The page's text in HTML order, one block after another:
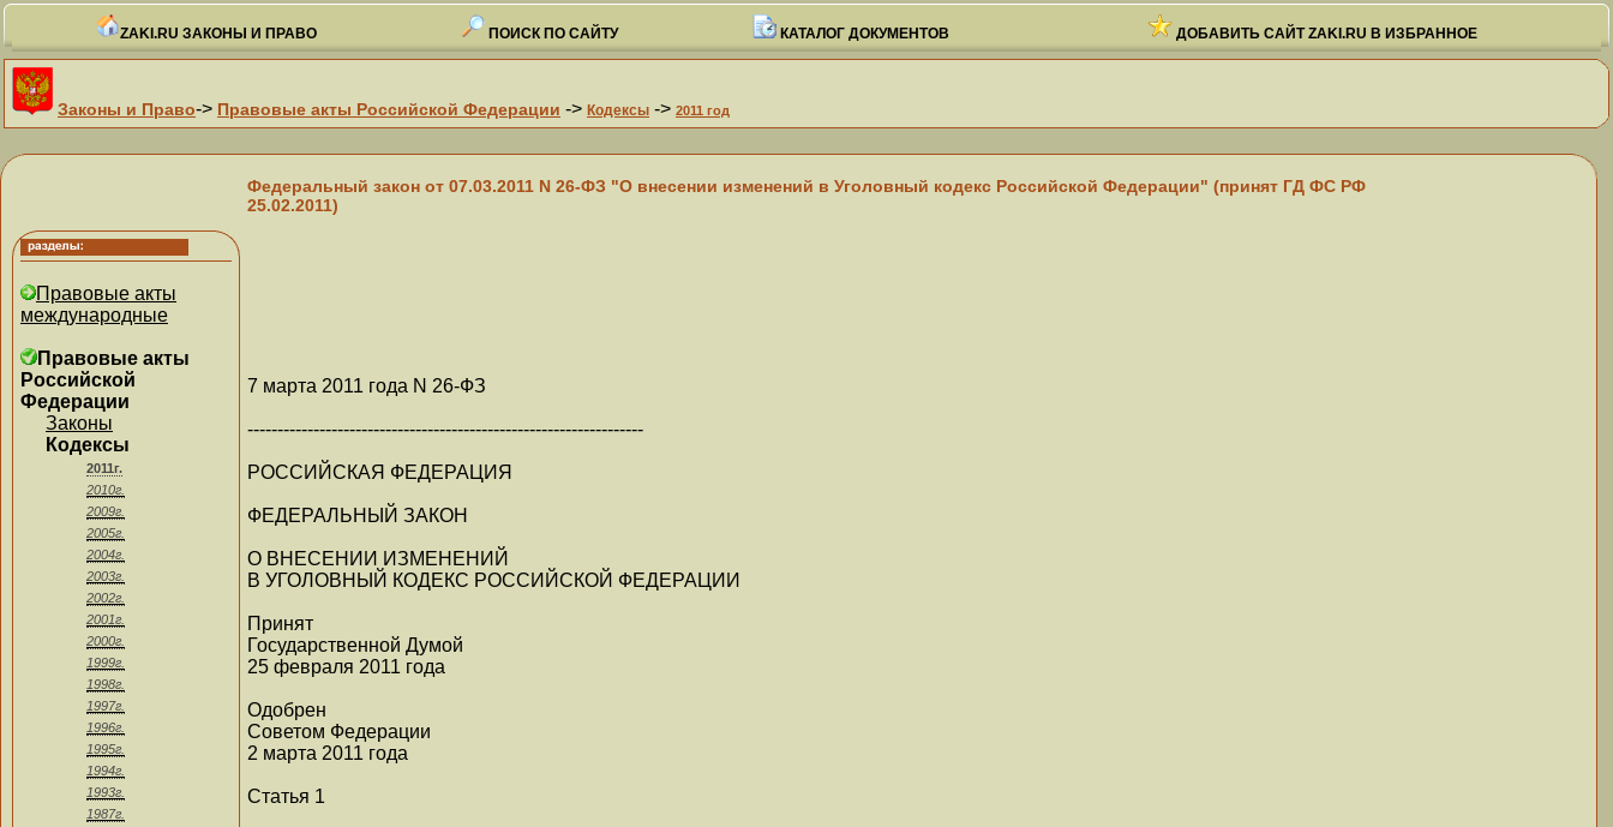
ZAKI.RU ЗАКОНЫ И ПРАВО ПОИСК ПО САЙТУ КАТАЛОГ ДОКУМЕНТОВ ДОБАВИТЬ САЙТ ZAKI.RU В ИЗБРАННОЕ
Законы и Право-> Правовые акты Российской Федерации -> Кодексы -> 2011 год
Правовые акты
международные
Правовые акты
Российской
Федерации
Законы
Кодексы
2011г.
2010г.
2009г.
2005г.
2004г.
2003г.
2002г.
2001г.
2000г.
1999г.
1998г.
1997г.
1996г.
1995г.
1994г.
1993г.
1987г.
Федеральный закон от 07.03.2011 N 26-ФЗ "О внесении изменений в Уголовный кодекс Российской Федерации" (принят ГД ФС РФ
25.02.2011)
7 марта 2011 года N 26-ФЗ
------------------------------------------------------------------
РОССИЙСКАЯ ФЕДЕРАЦИЯ
ФЕДЕРАЛЬНЫЙ ЗАКОН
О ВНЕСЕНИИ ИЗМЕНЕНИЙ
В УГОЛОВНЫЙ КОДЕКС РОССИЙСКОЙ ФЕДЕРАЦИИ
Принят
Государственной Думой
25 февраля 2011 года
Одобрен
Советом Федерации
2 марта 2011 года
Статья 1